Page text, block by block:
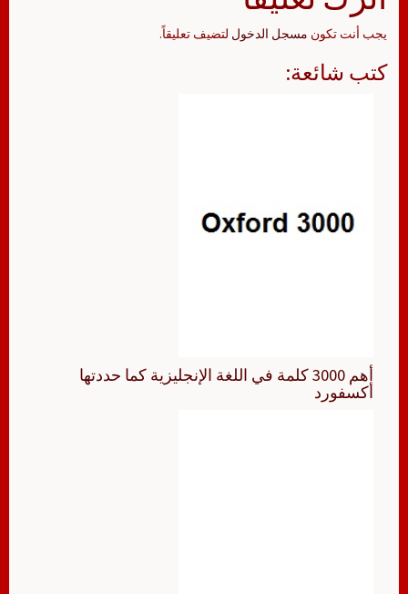
يجب أنت تكون مسجل الدخول لتضيف تعليقاً.
كتب شائعة:
أهم 3000 كلمة في اللغة الإنجليزية كما حددتها
أكسفورد